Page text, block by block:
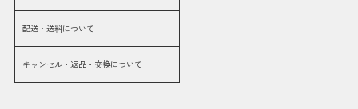
配送・送料について
キャンセル・返品・交換について